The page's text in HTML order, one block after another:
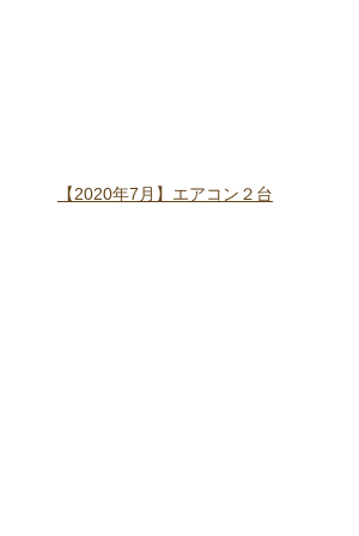
【2020年7月】エアコン２台